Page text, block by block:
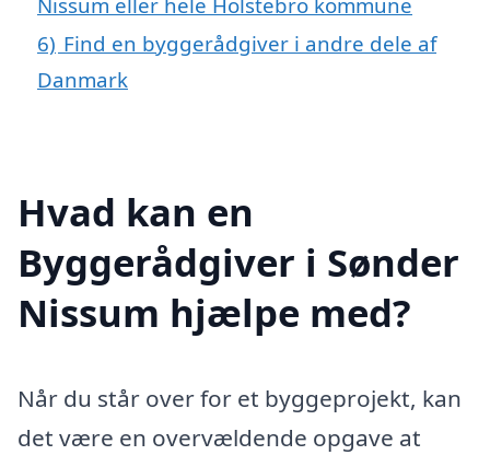
6) Find en byggerådgiver i andre dele af
Danmark
Hvad kan en
Byggerådgiver i Sønder
Nissum hjælpe med?
Når du står over for et byggeprojekt, kan
det være en overvældende opgave at